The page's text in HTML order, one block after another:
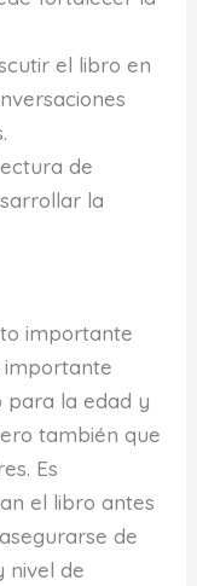
el libro en
de
la
importante
importante
para la edad y
también que
Es
el libro antes
de
nivel de